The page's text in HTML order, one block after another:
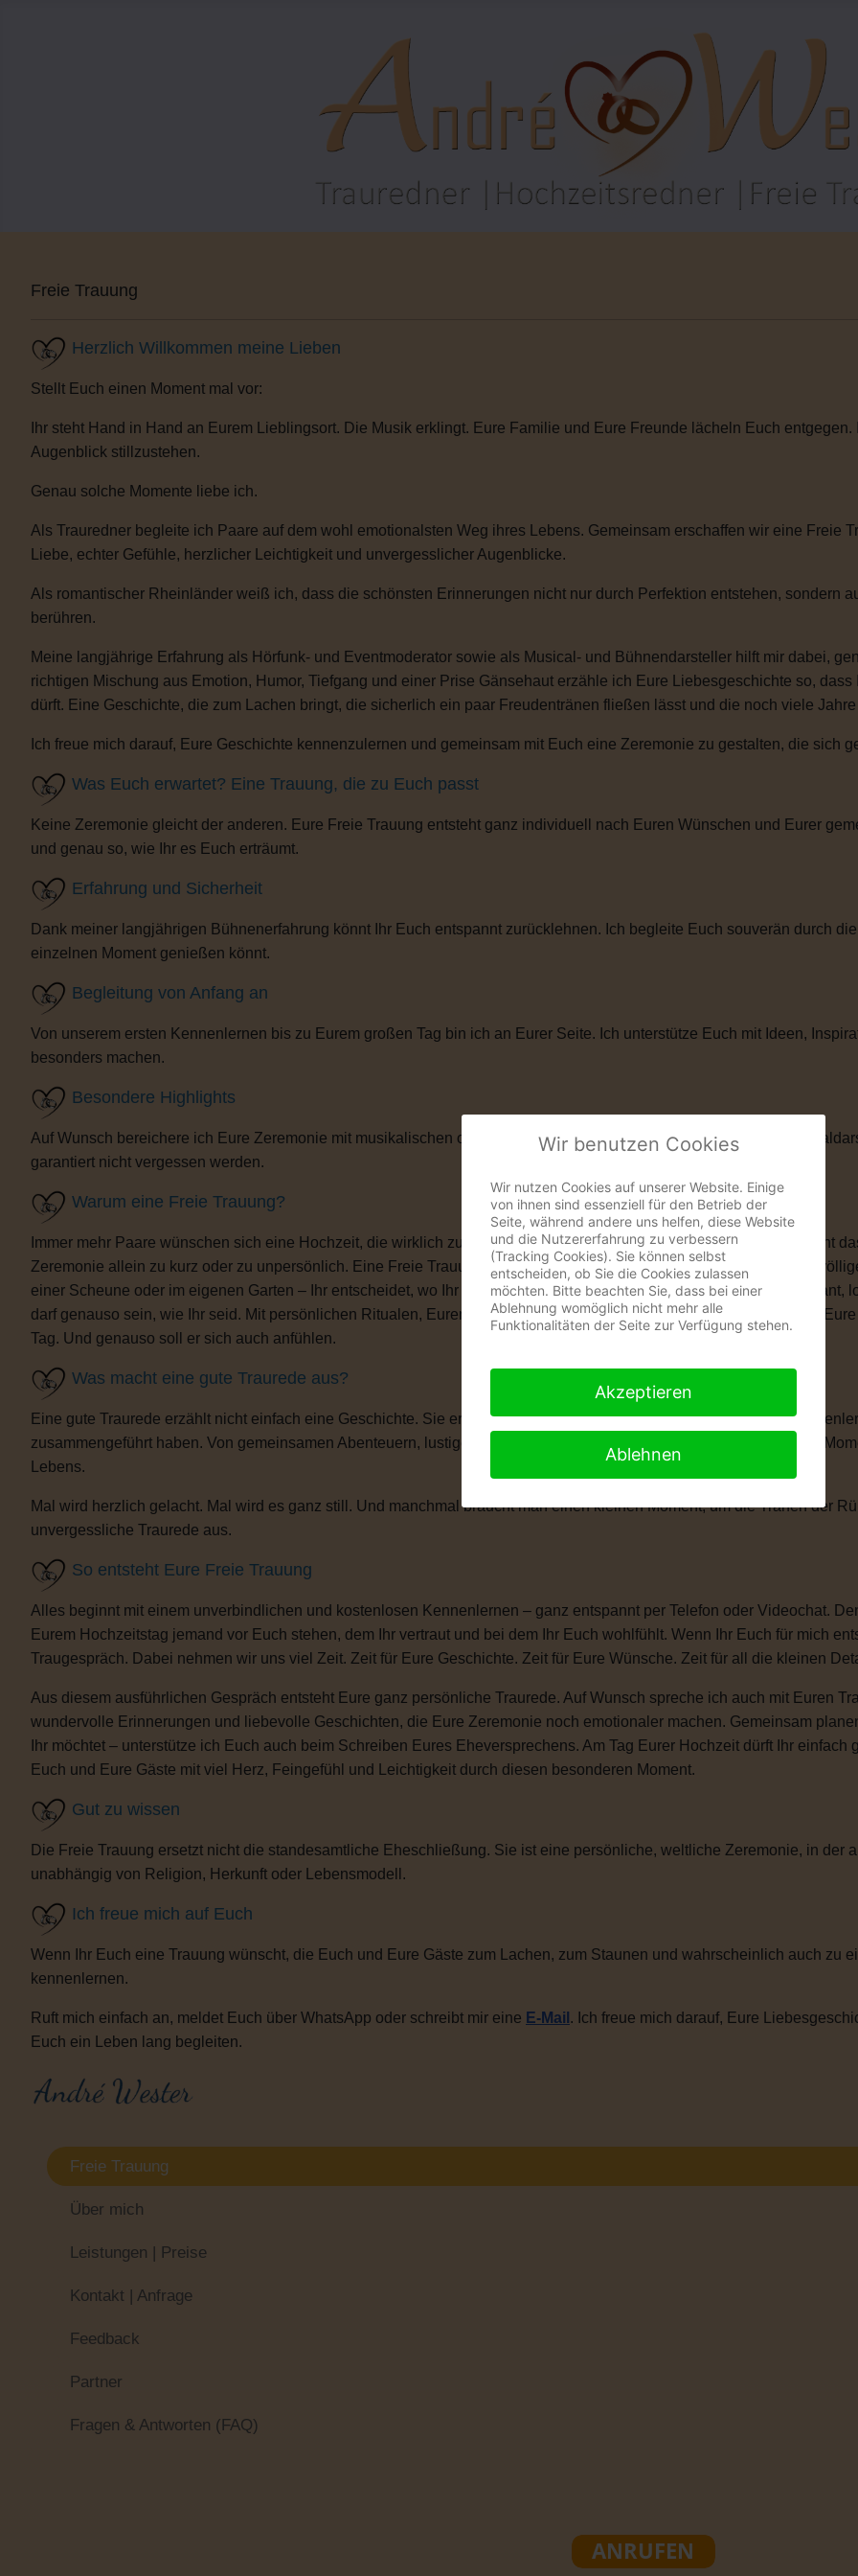
Freie Trauung
Über mich
Leistungen | Preise
Kontakt | Anfrage
Feedback
Partner
Fragen & Antworten (FAQ)
Freie Trauung
Herzlich Willkommen meine Lieben
Stellt Euch einen Moment mal vor:
Ihr steht Hand in Hand an Eurem Lieblingsort. Die Musik erklingt. Eure Familie und Eure Freunde lächeln Euch
Augenblick stillzustehen.
Genau solche Momente liebe ich.
Als Trauredner begleite ich Paare auf dem wohl emotionalsten Weg ihres Lebens. Gemeinsam erschaffen wir eine Freie
Liebe, echter Gefühle, herzlicher Leichtigkeit und unvergesslicher Augenblicke.
Als romantischer Rheinländer weiß ich, dass die schönsten Erinnerungen nicht nur durch Perfektion entstehen, sondern
berühren.
Meine langjährige Erfahrung als Hörfunk- und Eventmoderator sowie als Musical- und Bühnendarsteller hilft mir dabei,
richtigen Mischung aus Emotion, Humor, Tiefgang und einer Prise Gänsehaut erzähle ich Eure Liebesgeschichte so,
dürft. Eine Geschichte, die zum Lachen bringt, die sicherlich ein paar Freudentränen fließen lässt und die noch viele
Ich freue mich darauf, Eure Geschichte kennenzulernen und gemeinsam mit Euch eine Zeremonie zu gestalten, die sich
Was Euch erwartet? Eine Trauung, die zu Euch passt
Keine Zeremonie gleicht der anderen. Eure Freie Trauung entsteht ganz individuell nach Euren Wünschen und Eurer
und genau so, wie Ihr es Euch erträumt.
Erfahrung und Sicherheit
Dank meiner langjährigen Bühnenerfahrung könnt Ihr Euch entspannt zurücklehnen. Ich begleite Euch souverän durch
einzelnen Moment genießen könnt.
Begleitung von Anfang an
Von unserem ersten Kennenlernen bis zu Eurem großen Tag bin ich an Eurer Seite. Ich unterstütze Euch mit Ideen,
besonders machen.
Besondere Highlights
Auf Wunsch bereichere ich Eure Zeremonie mit musikalischen oder künstlerischen Elementen. Als ehemaliger
garantiert nicht vergessen werden.
Warum eine Freie Trauung?
Immer mehr Paare wünschen sich eine Hochzeit, die wirklich zu ihnen passt. Vielleicht ist eine kirchliche Trauung nicht
Zeremonie allein zu kurz oder zu unpersönlich. Eine Freie Trauung schenkt Euch genau das, was Ihr Euch wünscht:
einer Scheune oder im eigenen Garten – Ihr entscheidet, wo Ihr Euch das Ja-Wort gebt. Ob romantisch, modern,
darf genauso sein, wie Ihr seid. Mit persönlichen Ritualen, Eurem Eheversprechen und vielen kleinen Momenten, die
Tag. Und genauso soll er sich auch anfühlen.
Was macht eine gute Traurede aus?
Eine gute Traurede erzählt nicht einfach eine Geschichte. Sie erzählt Eure Liebesgeschichte. Von Eurem ersten
zusammengeführt haben. Von gemeinsamen Abenteuern, lustigen Anekdoten, besonderen Erinnerungen und all den
Lebens.
Mal wird herzlich gelacht. Mal wird es ganz still. Und manchmal braucht man einen kleinen Moment, um die Tränen der
unvergessliche Traurede aus.
So entsteht Eure Freie Trauung
Alles beginnt mit einem unverbindlichen und kostenlosen Kennenlernen – ganz entspannt per Telefon oder Videochat.
Eurem Hochzeitstag jemand vor Euch stehen, dem Ihr vertraut und bei dem Ihr Euch wohlfühlt. Wenn Ihr Euch für mich
Traugespräch. Dabei nehmen wir uns viel Zeit. Zeit für Eure Geschichte. Zeit für Eure Wünsche. Zeit für all die kleinen
Aus diesem ausführlichen Gespräch entsteht Eure ganz persönliche Traurede. Auf Wunsch spreche ich auch mit Euren
wundervolle Erinnerungen und liebevolle Geschichten, die Eure Zeremonie noch emotionaler machen. Gemeinsam
Ihr möchtet – unterstütze ich Euch auch beim Schreiben Eures Eheversprechens. Am Tag Eurer Hochzeit dürft Ihr
Euch und Eure Gäste mit viel Herz, Feingefühl und Leichtigkeit durch diesen besonderen Moment.
Gut zu wissen
Die Freie Trauung ersetzt nicht die standesamtliche Eheschließung. Sie ist eine persönliche, weltliche Zeremonie, in der
unabhängig von Religion, Herkunft oder Lebensmodell.
Ich freue mich auf Euch
Wenn Ihr Euch eine Trauung wünscht, die Euch und Eure Gäste zum Lachen, zum Staunen und wahrscheinlich auch zu
kennenlernen.
Ruft mich einfach an, meldet Euch über WhatsApp oder schreibt mir eine E-Mail . Ich freue mich darauf, Eure
Euch ein Leben lang begleiten.
Wir benutzen Cookies
Wir nutzen Cookies auf unserer Website. Einige
von ihnen sind essenziell für den Betrieb der
Seite, während andere uns helfen, diese Website
und die Nutzererfahrung zu verbessern
(Tracking Cookies). Sie können selbst
entscheiden, ob Sie die Cookies zulassen
möchten. Bitte beachten Sie, dass bei einer
Ablehnung womöglich nicht mehr alle
Funktionalitäten der Seite zur Verfügung stehen.
Akzeptieren
Ablehnen